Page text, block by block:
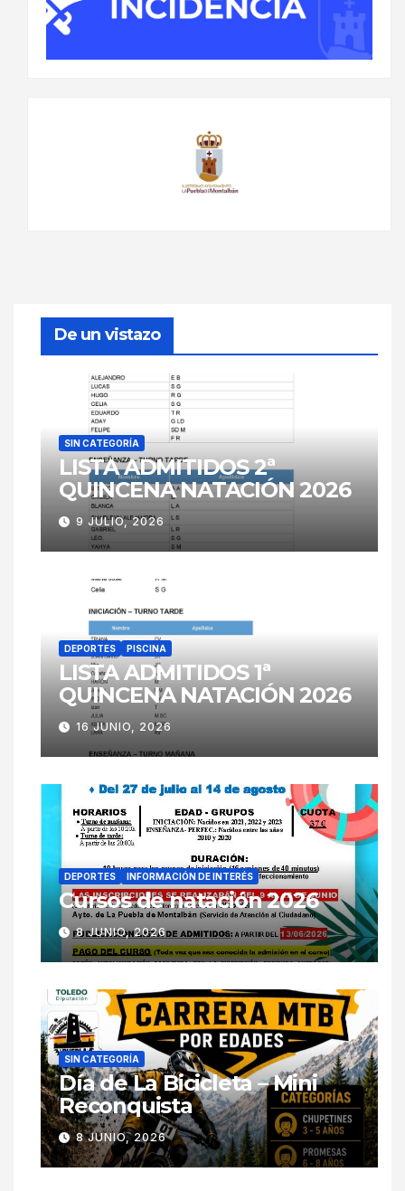
De un vistazo
SIN CATEGORÍA
LISTA ADMITIDOS 2ª
QUINCENA NATACIÓN 2026
9 JULIO, 2026
DEPORTES PISCINA
LISTA ADMITIDOS 1ª
QUINCENA NATACIÓN 2026
16 JUNIO, 2026
DEPORTES INFORMACIÓN DE INTERÉS
Cursos de natación 2026
8 JUNIO, 2026
SIN CATEGORÍA
Día de La Bicicleta – Mini
Reconquista
8 JUNIO, 2026